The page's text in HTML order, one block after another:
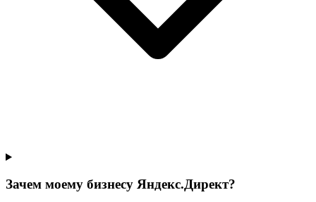
Зачем моему бизнесу Яндекс.Директ?